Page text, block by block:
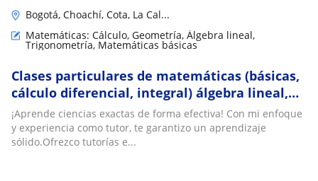
Bogotá, Choachí, Cota, La Cal...
Matemáticas: Cálculo, Geometría, Álgebra lineal,
Trigonometría, Matemáticas básicas
Clases particulares de matemáticas (básicas,
cálculo diferencial, integral) álgebra lineal,
geometría, estadística
¡Aprende ciencias exactas de forma efectiva! Con mi enfoque
y experiencia como tutor, te garantizo un aprendizaje
sólido.Ofrezco tutorías e...